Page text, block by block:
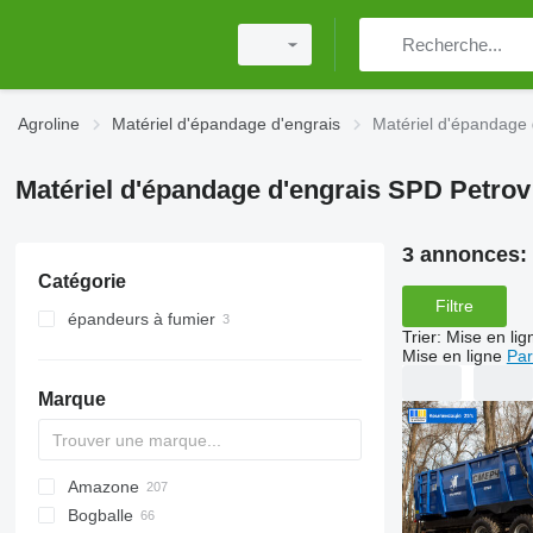
Agroline Matériel d'épandage d'engrais Matériel d'épandage
Matériel d'épandage d'engrais SPD Petrov
Catégorie
épandeurs à fumier
Marque
Exacta
XPL
Amazone
Catros
HTS
TSW
ELYTE
Bogballe
3 annonces:
Filtre
Trier: Mise en
Mise en ligne